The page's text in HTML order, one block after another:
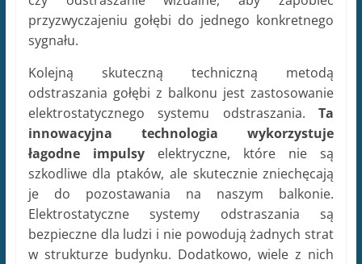
przyzwyczajeniu gołębi do jednego konkretnego
sygnału.
Kolejną skuteczną techniczną metodą
odstraszania gołębi z balkonu jest zastosowanie
elektrostatycznego systemu odstraszania.Ta
innowacyjna technologia wykorzystuje
łagodne impulsyelektryczne, które nie są
szkodliwe dla ptaków, ale skutecznie zniechęcają
je do pozostawania na naszym balkonie.
Elektrostatyczne systemy odstraszania są
bezpieczne dla ludzi i nie powodują żadnych strat
w strukturze budynku. Dodatkowo, wiele z nich